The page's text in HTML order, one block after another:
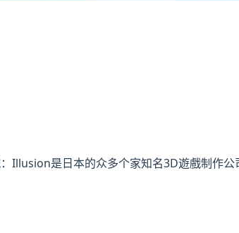
Illusion是日本的众多个家知名3D遊戲制作公